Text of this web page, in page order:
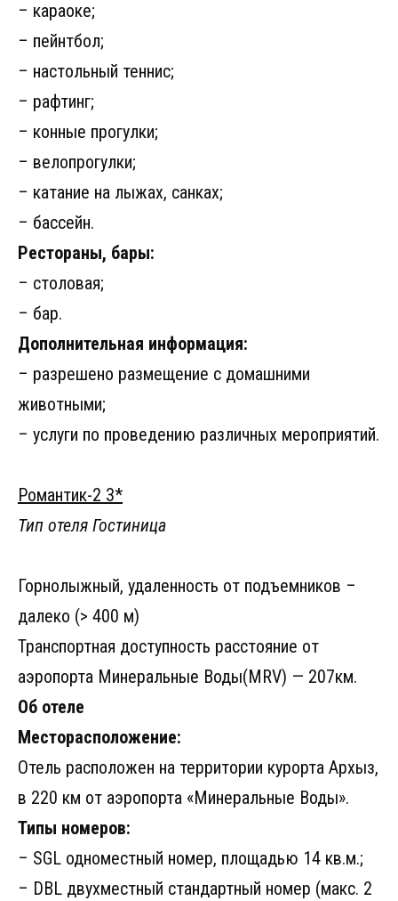
– караоке;
– пейнтбол;
– настольный теннис;
– рафтинг;
– конные прогулки;
– велопрогулки;
– катание на лыжах, санках;
– бассейн.
Рестораны, бары:
– столовая;
– бар.
Дополнительная информация:
– разрешено размещение с домашними
животными;
– услуги по проведению различных мероприятий.
Романтик-2 3*
Тип отеля Гостиница
Горнолыжный, удаленность от подъемников –
далеко (> 400 м)
Транспортная доступность расстояние от
аэропорта Минеральные Воды(MRV) — 207км.
Об отеле
Месторасположение:
Отель расположен на территории курорта Архыз,
в 220 км от аэропорта «Минеральные Воды».
Типы номеров:
– SGL одноместный номер, площадью 14 кв.м.;
– DBL двухместный стандартный номер (макс. 2